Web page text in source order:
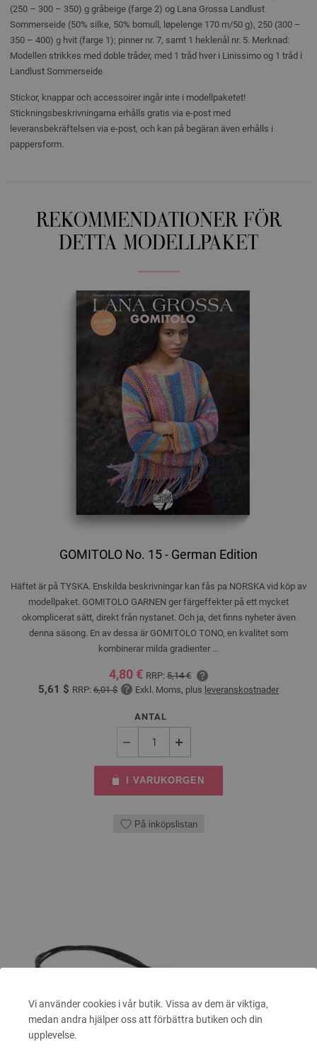
Vi använder cookies i vår butik. Vissa av dem är viktiga,
medan andra hjälper oss att förbättra butiken och din
upplevelse.
(250 – 300 – 350) g gråbeige (farge 2) og Lana Grossa Landlust
Sommerseide (50% silke, 50% bomull, løpelenge 170 m/50 g), 250 (300 –
350 – 400) g hvit (farge 1); pinner nr. 7, samt 1 heklenål nr. 5. Merknad:
Modellen strikkes med doble tråder, med 1 tråd hver i Linissimo og 1 tråd i
Landlust Sommerseide
Stickor, knappar och accessoirer ingår inte i modellpaketet!
Stickningsbeskrivningarna erhålls gratis via e-post med
leveransbekräftelsen via e-post, och kan på begäran även erhålls i
pappersform.
REKOMMENDATIONER FÖR
DETTA MODELLPAKET
GOMITOLO No. 15 - German Edition
Häftet är på TYSKA. Enskilda beskrivningar kan fås pa NORSKA vid köp av
modellpaket. GOMITOLO GARNEN ger färgeffekter på ett mycket
okomplicerat sätt, direkt från nystanet. Och ja, det finns nyheter även
denna säsong. En av dessa är GOMITOLO TONO, en kvalitet som
kombinerar milda gradienter ...
4,80 € RRP: 5,14 €
5,61 $ RRP: 6,01 $ Exkl. Moms, plus leveranskostnader
ANTAL
I VARUKORGEN
På inköpslistan